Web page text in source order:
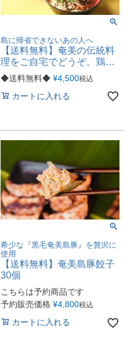
島に帰省できないあの人へ
【送料無料】奄美の伝統料
理をご自宅でどうぞ。鶏飯
＆豚骨ファミリーセット
◆送料無料◆ ¥4,500税込
カートに入れる
希少な『黒毛奄美島豚』を贅沢に
使用
【送料無料】奄美島豚餃子
30個
こちらは予約商品です
予約販売価格 ¥4,800税込
カートに入れる